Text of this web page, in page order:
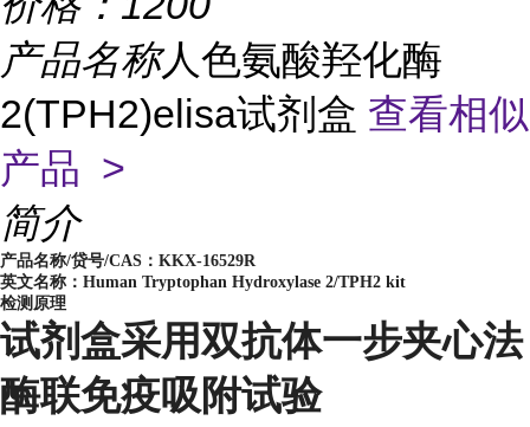
产品名称人色氨酸羟化酶
2(TPH2)elisa试剂盒 查看相似
产品 >
简介
产品名称/贷号/CAS： KKX-16529R
英文名称：Human Tryptophan Hydroxylase 2/TPH2 kit
检测原理
试剂盒采用双抗体一步夹心法
酶联免疫吸附试验